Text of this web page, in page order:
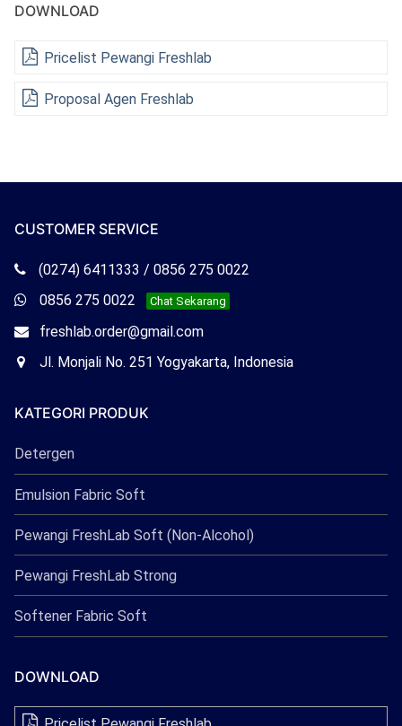
DOWNLOAD
Pricelist Pewangi Freshlab
Proposal Agen Freshlab
CUSTOMER SERVICE
Telepon
Freshlab
(0274) 6411333 / 0856 275 0022
Whatsapp
Freshlab
0856 275 0022 Chat Sekarang
Email
Freshlab
freshlab.order@gmail.com
OfficeJl. Monjali No. 251 Yogyakarta, Indonesia
KATEGORI PRODUK
Detergen
Emulsion Fabric Soft
Pewangi FreshLab Soft (Non-Alcohol)
Pewangi FreshLab Strong
Softener Fabric Soft
DOWNLOAD